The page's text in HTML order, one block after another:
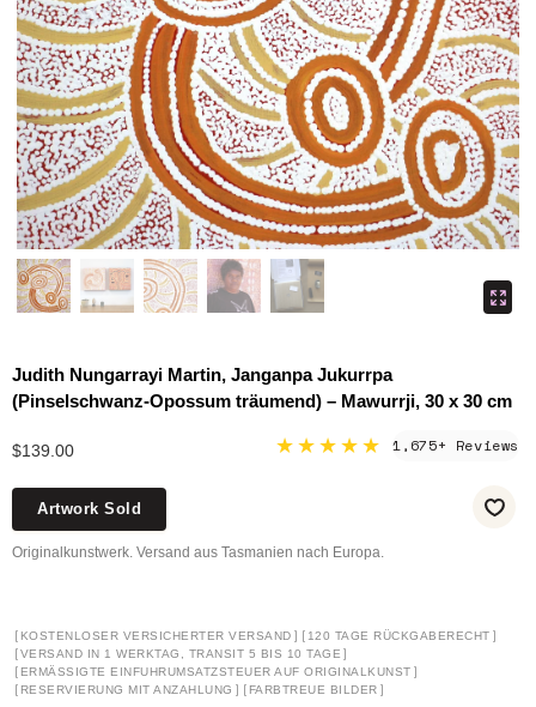
Judith Nungarrayi Martin, Janganpa Jukurrpa
(Pinselschwanz-Opossum träumend) – Mawurrji, 30 x 30 cm
$139.00 ★★★★★ 1,675+ Reviews
Artwork Sold
Originalkunstwerk. Versand aus Tasmanien nach Europa.
[ KOSTENLOSER VERSICHERTER VERSAND ] [ 120 TAGE RÜCKGABERECHT ]
[VERSAND IN 1 WERKTAG, TRANSIT 5 BIS 10 TAGE ]
[ ERMÄSSIGTE EINFUHRUMSATZSTEUER AUF ORIGINALKUNST
]
[ RESERVIERUNG MIT ANZAHLUNG ] [ FARBTREUE BILDER ]